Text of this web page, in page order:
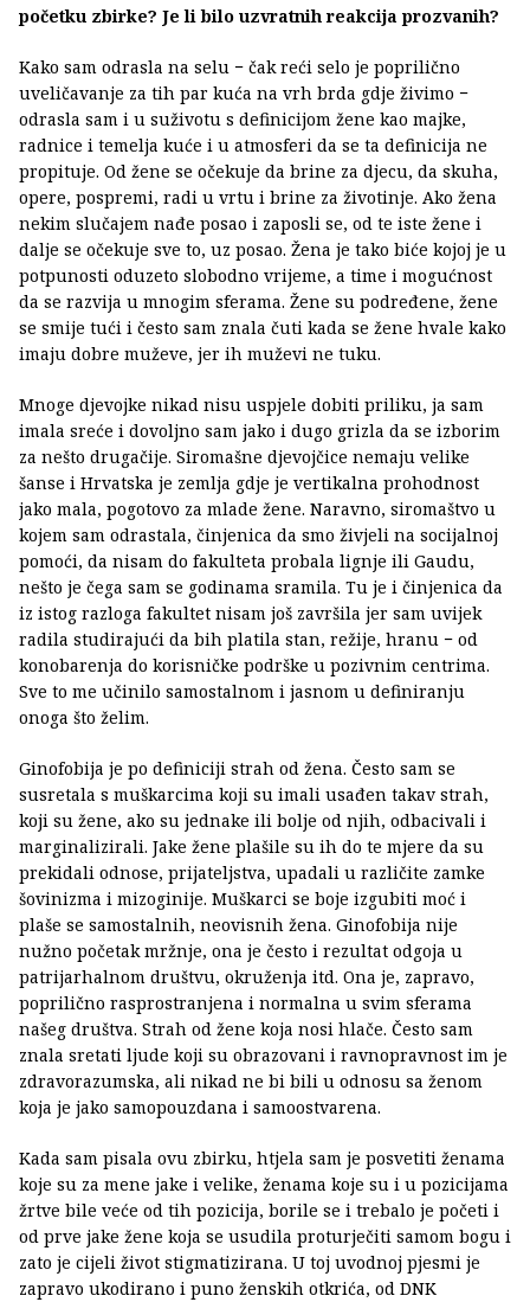
početku zbirke? Je li bilo uzvratnih reakcija prozvanih?
Kako sam odrasla na selu − čak reći selo je poprilično
uveličavanje za tih par kuća na vrh brda gdje živimo −
odrasla sam i u suživotu s definicijom žene kao majke,
radnice i temelja kuće i u atmosferi da se ta definicija ne
propituje. Od žene se očekuje da brine za djecu, da skuha,
opere, pospremi, radi u vrtu i brine za životinje. Ako žena
nekim slučajem nađe posao i zaposli se, od te iste žene i
dalje se očekuje sve to, uz posao. Žena je tako biće kojoj je u
potpunosti oduzeto slobodno vrijeme, a time i mogućnost
da se razvija u mnogim sferama. Žene su podređene, žene
se smije tući i često sam znala čuti kada se žene hvale kako
imaju dobre muževe, jer ih muževi ne tuku.
Mnoge djevojke nikad nisu uspjele dobiti priliku, ja sam
imala sreće i dovoljno sam jako i dugo grizla da se izborim
za nešto drugačije. Siromašne djevojčice nemaju velike
šanse i Hrvatska je zemlja gdje je vertikalna prohodnost
jako mala, pogotovo za mlade žene. Naravno, siromaštvo u
kojem sam odrastala, činjenica da smo živjeli na socijalnoj
pomoći, da nisam do fakulteta probala lignje ili Gaudu,
nešto je čega sam se godinama sramila. Tu je i činjenica da
iz istog razloga fakultet nisam još završila jer sam uvijek
radila studirajući da bih platila stan, režije, hranu − od
konobarenja do korisničke podrške u pozivnim centrima.
Sve to me učinilo samostalnom i jasnom u definiranju
onoga što želim.
Ginofobija je po definiciji strah od žena. Često sam se
susretala s muškarcima koji su imali usađen takav strah,
koji su žene, ako su jednake ili bolje od njih, odbacivali i
marginalizirali. Jake žene plašile su ih do te mjere da su
prekidali odnose, prijateljstva, upadali u različite zamke
šovinizma i mizoginije. Muškarci se boje izgubiti moć i
plaše se samostalnih, neovisnih žena. Ginofobija nije
nužno početak mržnje, ona je često i rezultat odgoja u
patrijarhalnom društvu, okruženja itd. Ona je, zapravo,
poprilično rasprostranjena i normalna u svim sferama
našeg društva. Strah od žene koja nosi hlače. Često sam
znala sretati ljude koji su obrazovani i ravnopravnost im je
zdravorazumska, ali nikad ne bi bili u odnosu sa ženom
koja je jako samopouzdana i samoostvarena.
Kada sam pisala ovu zbirku, htjela sam je posvetiti ženama
koje su za mene jake i velike, ženama koje su i u pozicijama
žrtve bile veće od tih pozicija, borile se i trebalo je početi i
od prve jake žene koja se usudila proturječiti samom bogu i
zato je cijeli život stigmatizirana. U toj uvodnoj pjesmi je
zapravo ukodirano i puno ženskih otkrića, od DNK